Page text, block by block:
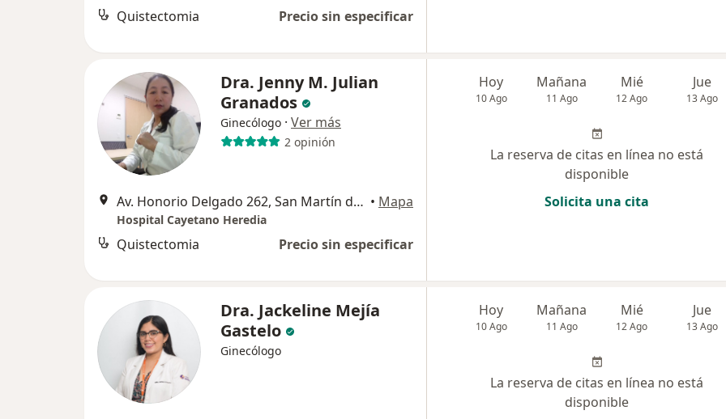
Quistectomia Precio sin especificar
Dra. Jenny M. Julian
Granados
Ginecólogo · Ver más
2 opinión
Av. Honorio Delgado 262, San Martín de Porres • Mapa
Hospital Cayetano Heredia
Quistectomia Precio sin especificar
Hoy
10 Ago
Mañana
11 Ago
Mié
12 Ago
Jue
13 Ago
La reserva de citas en línea no está
disponible
Solicita una cita
Dra. Jackeline Mejía
Gastelo
Ginecólogo
Hoy
10 Ago
Mañana
11 Ago
Mié
12 Ago
Jue
13 Ago
La reserva de citas en línea no está
disponible